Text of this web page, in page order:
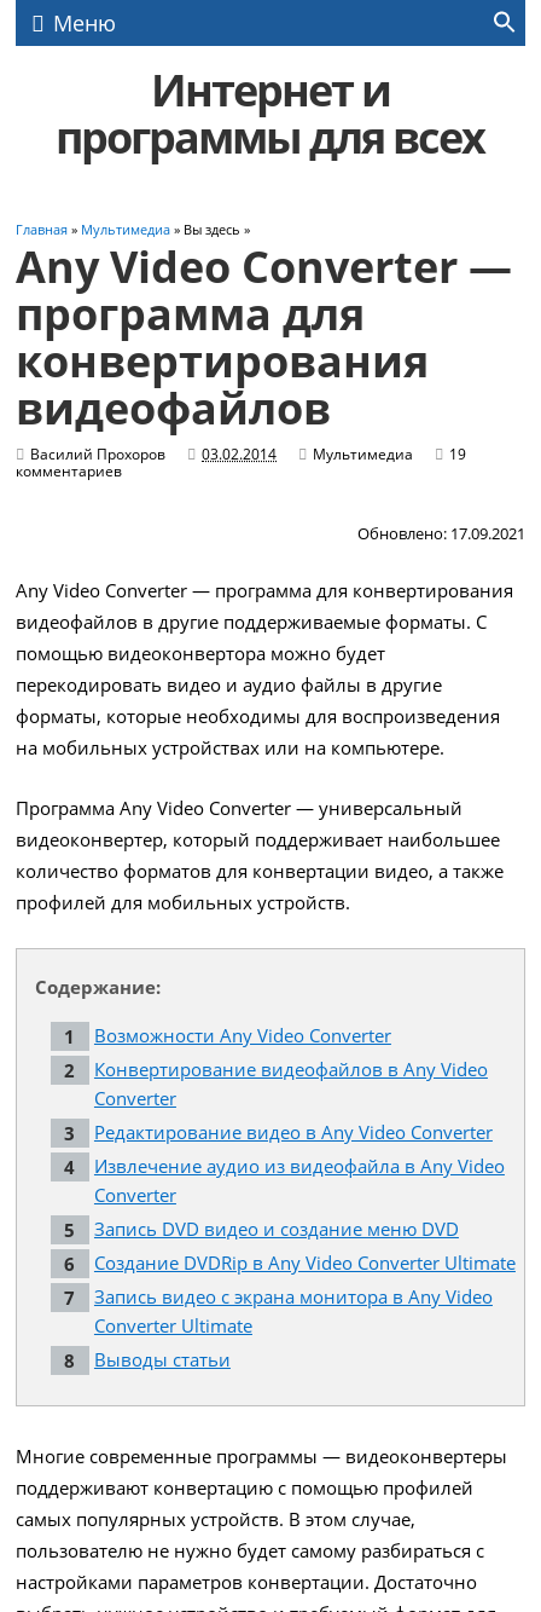
Меню
Интернет и
программы для всех
Главная » Мультимедиа » Вы здесь »
Any Video Converter —
программа для
конвертирования
видеофайлов
Василий Прохоров 03.02.2014 Мультимедиа
19
комментариев
Обновлено: 17.09.2021
Any Video Converter — программа для конвертирования
видеофайлов в другие поддерживаемые форматы. С
помощью видеоконвертора можно будет
перекодировать видео и аудио файлы в другие
форматы, которые необходимы для воспроизведения
на мобильных устройствах или на компьютере.
Программа Any Video Converter — универсальный
видеоконвертер, который поддерживает наибольшее
количество форматов для конвертации видео, а также
профилей для мобильных устройств.
Содержание:
Возможности Any Video Converter
Конвертирование видеофайлов в Any Video
Converter
Редактирование видео в Any Video Converter
Извлечение аудио из видеофайла в Any Video
Converter
Запись DVD видео и создание меню DVD
Создание DVDRip в Any Video Converter Ultimate
Запись видео с экрана монитора в Any Video
Converter Ultimate
Выводы статьи
Многие современные программы — видеоконвертеры
поддерживают конвертацию с помощью профилей
самых популярных устройств. В этом случае,
пользователю не нужно будет самому разбираться с
настройками параметров конвертации. Достаточно